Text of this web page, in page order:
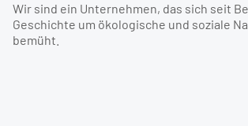
Wir sind ein Unternehmen, das sich seit
Geschichte um ökologische und soziale
bemüht.